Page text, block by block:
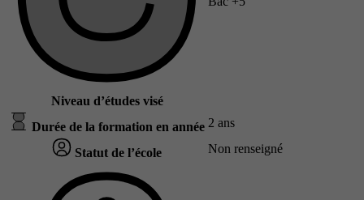
Niveau d’études visé
Durée de la formation en année 2 ans
Statut de l’école Non renseigné